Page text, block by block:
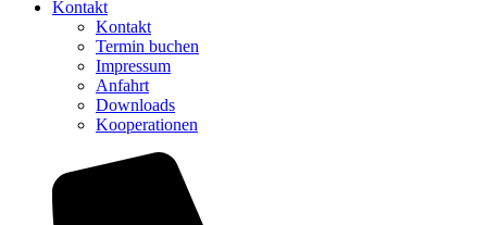
Kontakt
Kontakt
Termin buchen
Impressum
Anfahrt
Downloads
Kooperationen